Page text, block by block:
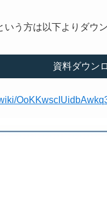
う方は以下よりダウ
資料ダウン